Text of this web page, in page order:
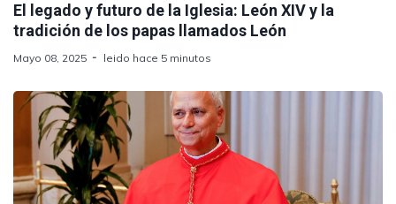
El legado y futuro de la Iglesia: León XIV y la
tradición de los papas llamados León
Mayo 08, 2025 leido hace 5 minutos